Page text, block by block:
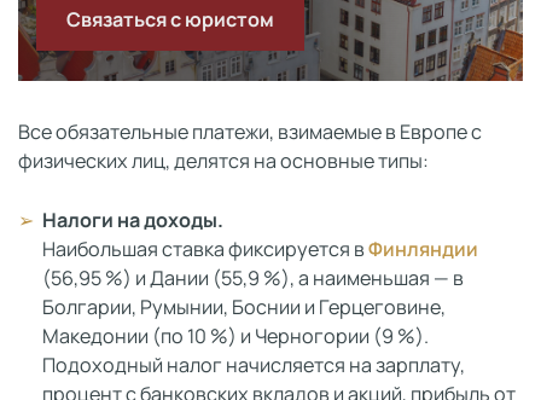
Связаться с юристом
Все обязательные платежи, взимаемые в Европе с
физических лиц, делятся на основные типы:
Налоги на доходы.
Наибольшая ставка фиксируется вФинляндии
(56,95 %) и Дании (55,9 %), а наименьшая — в
Болгарии, Румынии, Боснии и Герцеговине,
Македонии (по 10 %) и Черногории (9 %).
Подоходный налог начисляется на зарплату,
процент с банковских вкладов и акций, прибыль от